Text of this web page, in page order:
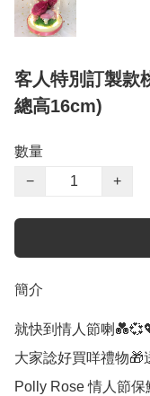
客人特別訂製款
總高16cm)
數量
−
+
簡介
就快到情人節喇
大家諗好買咩禮物🎁
Polly Rose 情人節